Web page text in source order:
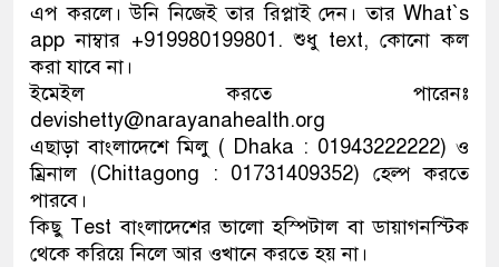
এপ করলে। উনি নিজেই তার রিপ্লাই দেন। তার What`s
app নাম্বার +919980199801. শুধু text, কোনো কল
করা যাবে না।
ইমেইল করতে পারেনঃ
devishetty@narayanahealth.org
এছাড়া বাংলাদেশে মিলু ( Dhaka : 01943222222) ও
ম্রিনাল (Chittagong : 01731409352) হেল্প করতে
পারবে।
কিছু Test বাংলাদেশের ভালো হস্পিটাল বা ডায়াগনস্টিক
থেকে করিয়ে নিলে আর ওখানে করতে হয় না।